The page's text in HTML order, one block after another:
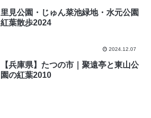
里見公園・じゅん菜池緑地・水元公園
紅葉散歩2024
2024.12.07
【兵庫県】たつの市｜聚遠亭と東山公
園の紅葉2010